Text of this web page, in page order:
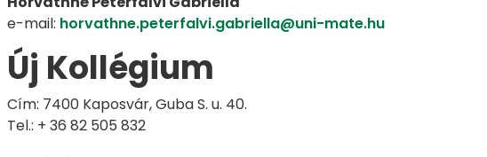
e-mail: horvathne.peterfalvi.gabriella@uni-mate.hu
Új Kollégium
Cím: 7400 Kaposvár, Guba S. u. 40.
Tel.: + 36 82 505 832